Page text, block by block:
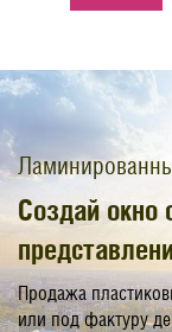
Создай окно
Продажа
или под фактуру